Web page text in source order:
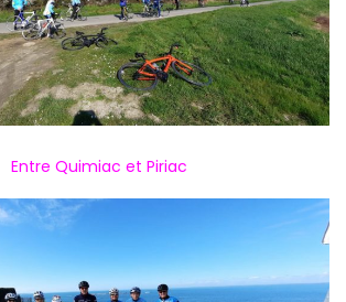
Entre Quimiac et Piriac